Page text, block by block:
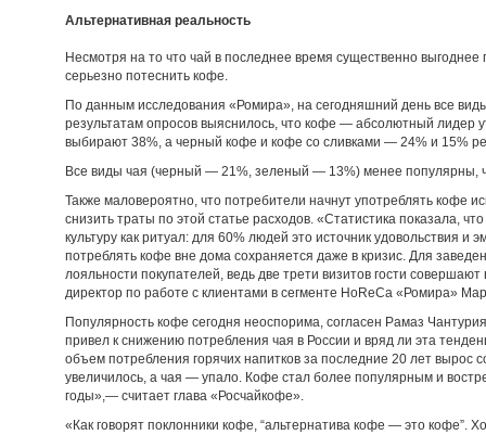
Альтернативная реальность
Несмотря на то что чай в последнее время существенно
серьезно потеснить кофе.
По данным исследования «Ромира», на сегодняшний день все
результатам опросов выяснилось, что кофе — абсолютный лидер
выбирают 38%, а черный кофе и кофе со сливками — 24% и 15%
Все виды чая (черный — 21%, зеленый — 13%) менее популярны,
Также маловероятно, что потребители начнут употреблять кофе
снизить траты по этой статье расходов. «Статистика показала,
культуру как ритуал: для 60% людей это источник удовольствия
потреблять кофе вне дома сохраняется даже в кризис. Для
лояльности покупателей, ведь две трети визитов гости
директор по работе с клиентами в сегменте HoReCa «Ромира»
Популярность кофе сегодня неоспорима, согласен Рамаз
привел к снижению потребления чая в России и вряд ли эта
объем потребления горячих напитков за последние 20 лет вырос
увеличилось, а чая — упало. Кофе стал более популярным и
годы»,— считает глава «Росчайкофе».
«Как говорят поклонники кофе, “альтернатива кофе — это кофе”.